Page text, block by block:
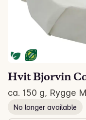
Hvit Bjorvin
ca. 150 g, Rygge
No longer available